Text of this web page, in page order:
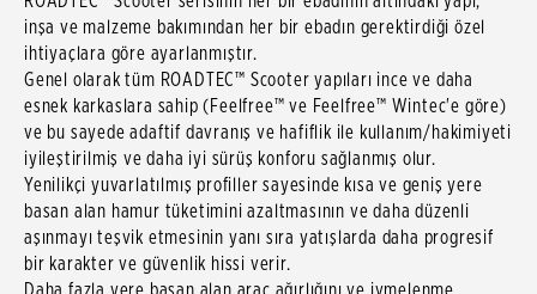
inşa ve malzeme bakımından her bir ebadın gerektirdiği özel
ihtiyaçlara göre ayarlanmıştır.
Genel olarak tüm ROADTEC™ Scooter yapıları ince ve daha
esnek karkaslara sahip (Feelfree™ ve Feelfree™ Wintec'e göre)
ve bu sayede adaftif davranış ve hafiflik ile kullanım/hakimiyeti
iyileştirilmiş ve daha iyi sürüş konforu sağlanmış olur.
Yenilikçi yuvarlatılmış profiller sayesinde kısa ve geniş yere
basan alan hamur tüketimini azaltmasının ve daha düzenli
aşınmayı teşvik etmesinin yanı sıra yatışlarda daha progresif
bir karakter ve güvenlik hissi verir.